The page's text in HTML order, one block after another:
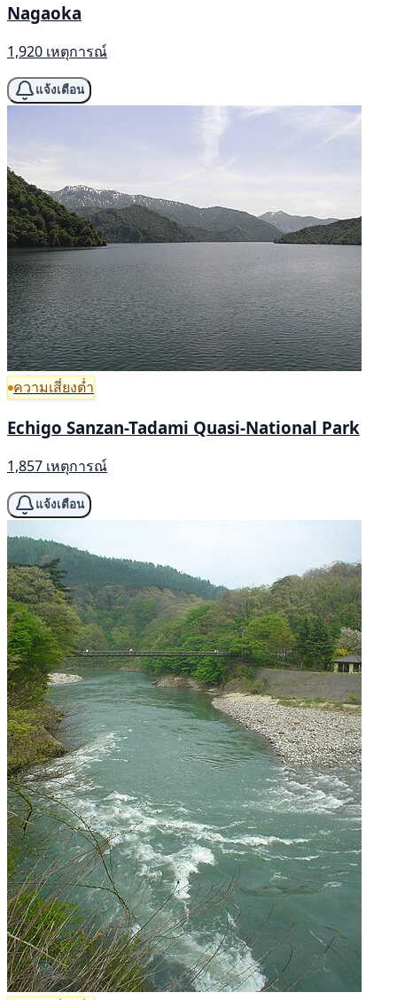
Nagaoka
1,920 เหตุการณ์
แจ้งเตือน
ความเสี่ยงต่ำ
Echigo Sanzan-Tadami Quasi-National Park
1,857 เหตุการณ์
แจ้งเตือน